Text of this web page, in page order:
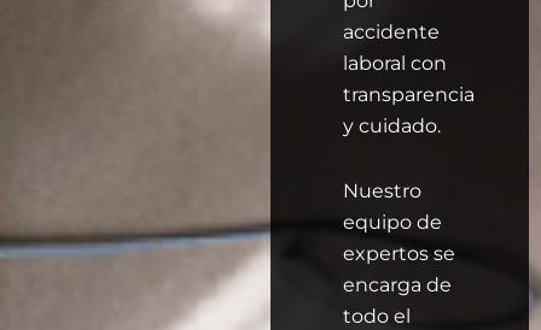
accidente
laboral con
transparencia
y cuidado.
Nuestro
equipo de
expertos se
encarga de
todo el